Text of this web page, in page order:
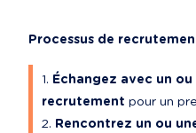
Processus de
Échangez avec un
recrutement pour un
Rencontrez un ou